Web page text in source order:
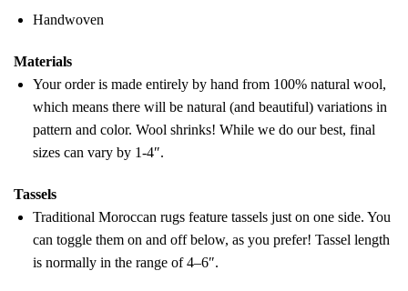
Handwoven
Materials
Your order is made entirely by hand from 100% natural wool,
which means there will be natural (and beautiful) variations in
pattern and color. Wool shrinks! While we do our best, final
sizes can vary by 1-4″.
Tassels
Traditional Moroccan rugs feature tassels just on one side. You
can toggle them on and off below, as you prefer! Tassel length
is normally in the range of 4–6″.